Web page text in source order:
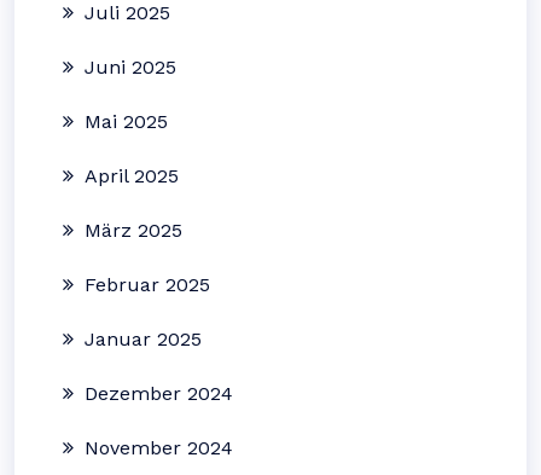
Juli 2025
Juni 2025
Mai 2025
April 2025
März 2025
Februar 2025
Januar 2025
Dezember 2024
November 2024